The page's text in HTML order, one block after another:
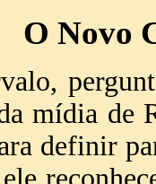
O Novo
mídia de
definir